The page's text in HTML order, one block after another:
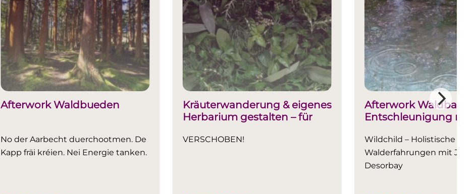
Afterwork Waldbueden
No der Aarbecht duerchootmen. De
Kapp fräi kréien. Nei Energie tanken.
Kräuterwanderung & eigenes
Herbarium gestalten – für
VERSCHOBEN!
Afterwork
Entschleunigung
Wildchild – Holistische
Walderfahrungen mit
Desorbay